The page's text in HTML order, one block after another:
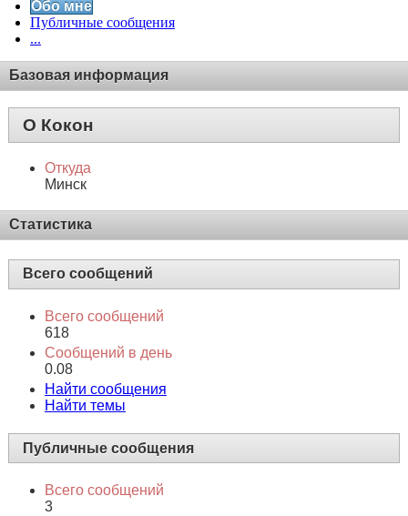
Обо мне
Публичные сообщения
...
Базовая информация
О Кокон
Откуда
Минск
Статистика
Всего сообщений
Всего сообщений
618
Сообщений в день
0.08
Найти сообщения
Найти темы
Публичные сообщения
Всего сообщений
3